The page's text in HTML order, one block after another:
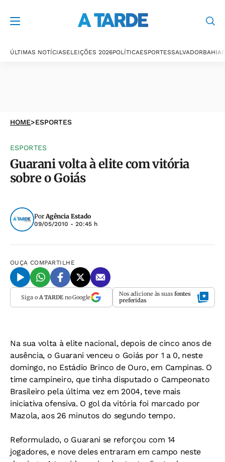
ÚLTIMAS NOTÍCIASELEIÇÕES 2026POLÍTICAESPORTESSALVADORBAHIA
HOME>ESPORTES
ESPORTES
Guarani volta à elite com vitória
sobre o Goiás
PorAgência Estado
09/05/2010 - 20:45 h
OUÇA COMPARTILHE
Siga o A TARDEno Google Nos adicione às suas fontes
preferidas
Na sua volta à elite nacional, depois de cinco anos de
ausência, o Guarani venceu o Goiás por 1 a 0, neste
domingo, no Estádio Brinco de Ouro, em Campinas. O
time campineiro, que tinha disputado o Campeonato
Brasileiro pela última vez em 2004, teve mais
iniciativa ofensiva. O gol da vitória foi marcado por
Mazola, aos 26 minutos do segundo tempo.
Reformulado, o Guarani se reforçou com 14
jogadores, e nove deles entraram em campo neste